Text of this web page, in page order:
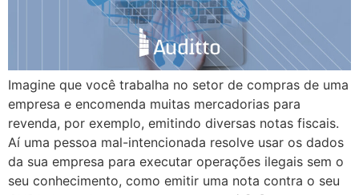
Imagine que você trabalha no setor de compras de uma
empresa e encomenda muitas mercadorias para
revenda, por exemplo, emitindo diversas notas fiscais.
Aí uma pessoa mal-intencionada resolve usar os dados
da sua empresa para executar operações ilegais sem o
seu conhecimento, como emitir uma nota contra o seu